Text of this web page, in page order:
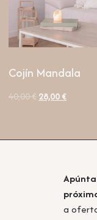
Cojín Mandala
40,00€28,00€
a